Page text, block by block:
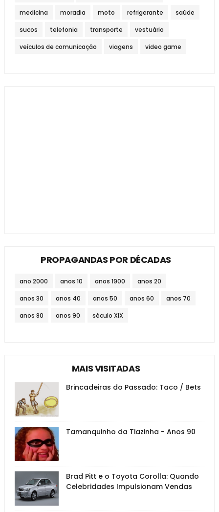
medicina moradia moto refrigerante saúde
sucos telefonia transporte vestuário
veículos de comunicação viagens video game
PROPAGANDAS POR DÉCADAS
ano 2000 anos 10 anos 1900 anos 20
anos 30 anos 40 anos 50 anos 60 anos 70
anos 80 anos 90 século XIX
MAIS VISITADAS
Brincadeiras do Passado: Taco / Bets
Tamanquinho da Tiazinha - Anos 90
Brad Pitt e o Toyota Corolla: Quando
Celebridades Impulsionam Vendas